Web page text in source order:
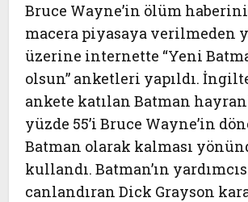
Bruce Wayne’in ölüm
macera piyasaya verilmeden
üzerine internette “Yeni
olsun” anketleri yapıldı.
ankete katılan Batman
yüzde 55’i Bruce Wayne’in
Batman olarak kalması
kullandı. Batman’ın
canlandıran Dick Grayson